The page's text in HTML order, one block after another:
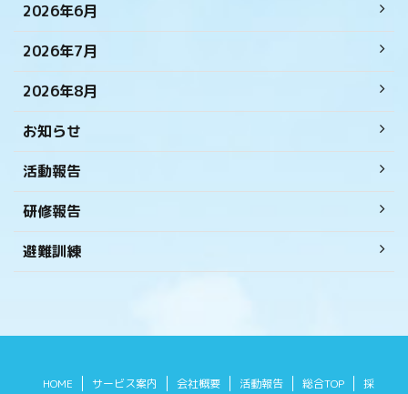
2026年6月
2026年7月
2026年8月
お知らせ
活動報告
研修報告
避難訓練
HOME サービス案内 会社概要 活動報告 総合TOP 採